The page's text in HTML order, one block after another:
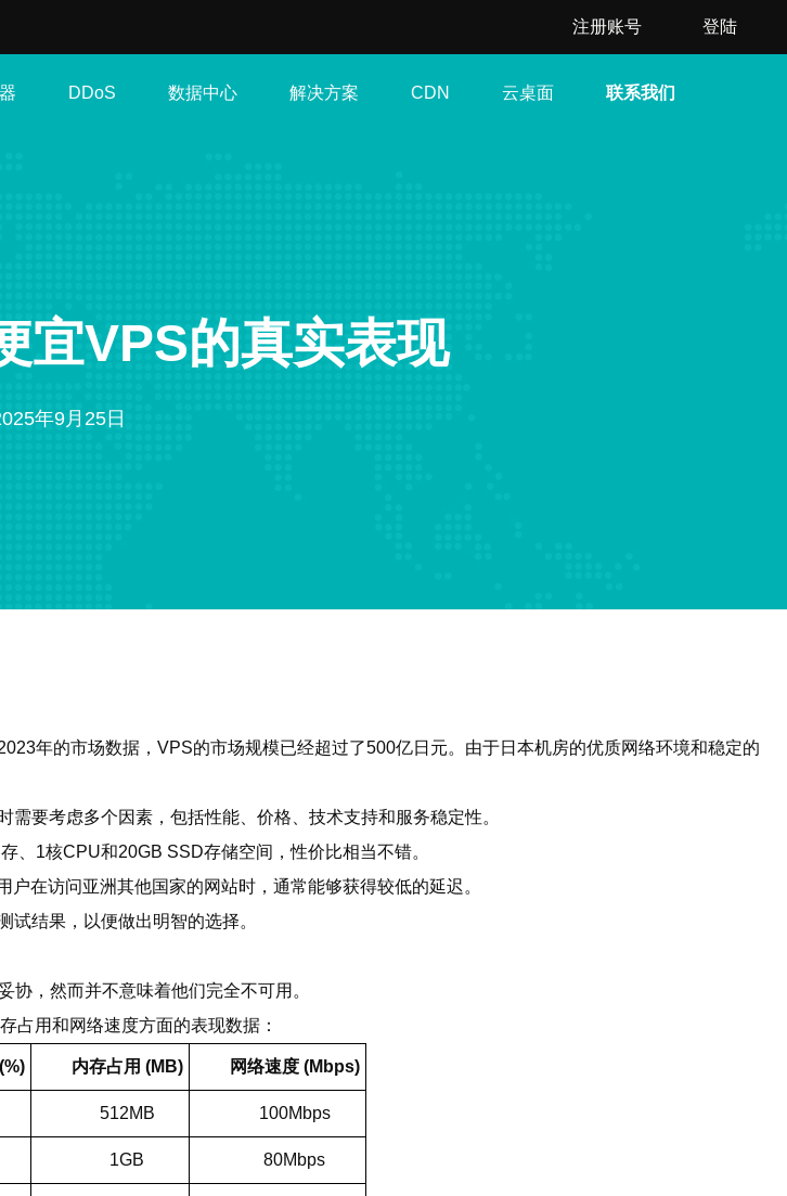
注册账号 登陆
DDoS 数据中心 解决方案 CDN 云桌面 联系我们
宜VPS的真实表现
年9月25日
年的市场数据，VPS的市场规模已经超过了500亿日元。由于日本机房的优质网络环境和稳定的
要考虑多个因素，包括性能、价格、技术支持和服务稳定性。
、1核CPU和20GB SSD存储空间，性价比相当不错。
在访问亚洲其他国家的网站时，通常能够获得较低的延迟。
结果，以便做出明智的选择。
，然而并不意味着他们完全不可用。
占用和网络速度方面的表现数据：
内存占用 (MB) 网络速度 (Mbps)
512MB 100Mbps
1GB 80Mbps